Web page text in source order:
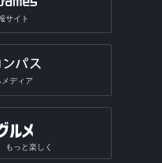
サイト
ディア
もっと楽しく